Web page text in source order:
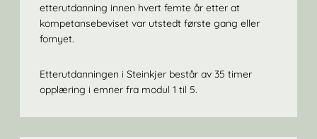
etterutdanning innen hvert femte år etter at
kompetansebeviset var utstedt første gang eller
fornyet.
Etterutdanningen i Steinkjer består av 35 timer
opplæring i emner fra modul 1 til 5.